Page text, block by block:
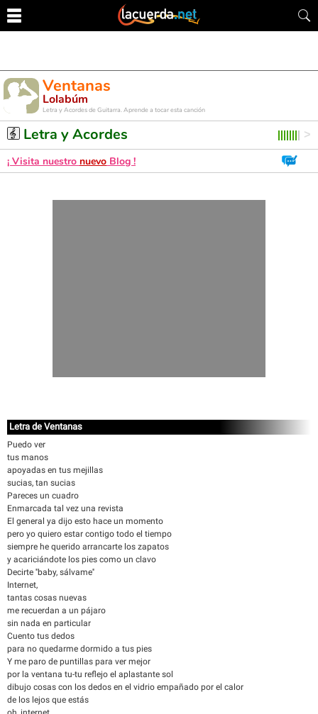
Ventanas
Lolabúm
Letra y Acordes de Guitarra. Aprende a tocar esta canción
Letra y Acordes
¡ Visita nuestro nuevo Blog !
Letra de Ventanas
Puedo ver
tus manos
apoyadas en tus mejillas
sucias, tan sucias
Pareces un cuadro
Enmarcada tal vez una revista
El general ya dijo esto hace un momento
pero yo quiero estar contigo todo el tiempo
siempre he querido arrancarte los zapatos
y acariciándote los pies como un clavo
Decirte ''baby, sálvame''
Internet,
tantas cosas nuevas
me recuerdan a un pájaro
sin nada en particular
Cuento tus dedos
para no quedarme dormido a tus pies
Y me paro de puntillas para ver mejor
por la ventana tu-tu reflejo el aplastante sol
dibujo cosas con los dedos en el vidrio empañado por el calor
de los lejos que estás